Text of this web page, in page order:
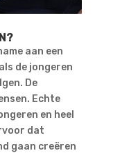
aan een
de jongeren
De
Echte
en heel
dat
gaan creëren